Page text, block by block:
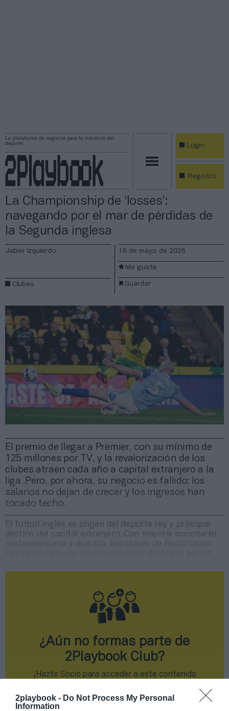
2playbook - Do Not Process My Personal
Information
La plataforma de negocios para la industria del
deporte
Login
Registro
La Championship de ‘losses’:
navegando por el mar de pérdidas de
la Segunda inglesa
El premio de llegar a Premier, con su mínimo de
125 millones por TV, y la revalorización de los
clubes atraen cada año a capital extranjero a la
liga. Pero, por ahora, su negocio es fallido: los
salarios no dejan de crecer y los ingresos han
tocado techo.
Jabier Izquierdo
Clubes
18 de mayo de 2026
Guardar
Me gusta
El fútbol inglés es origen del deporte rey y principal
destino del capital extranjero. Con mayoría accionarial
¿Aún no formas parte de
2Playbook Club?
¡Hazte Socio para acceder a este contenido
¡Suscríbete! Inicia sesión